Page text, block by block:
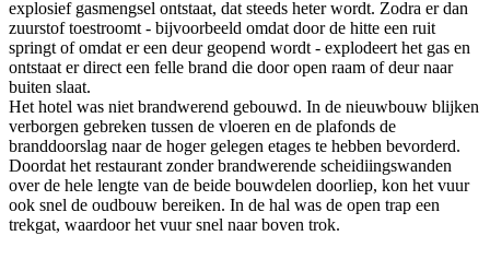
explosief gasmengsel ontstaat, dat steeds heter wordt. Zodra er dan
zuurstof toestroomt - bijvoorbeeld omdat door de hitte een ruit
springt of omdat er een deur geopend wordt - explodeert het gas en
ontstaat er direct een felle brand die door open raam of deur naar
buiten slaat.
Het hotel was niet brandwerend gebouwd. In de nieuwbouw blijken
verborgen gebreken tussen de vloeren en de plafonds de
branddoorslag naar de hoger gelegen etages te hebben bevorderd.
Doordat het restaurant zonder brandwerende scheidiingswanden
over de hele lengte van de beide bouwdelen doorliep, kon het vuur
ook snel de oudbouw bereiken. In de hal was de open trap een
trekgat, waardoor het vuur snel naar boven trok.